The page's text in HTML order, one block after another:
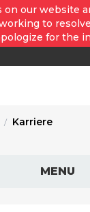
on our website
to
for the
/ Karriere
MENU